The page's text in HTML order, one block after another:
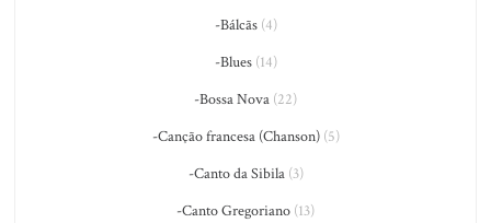
-Bálcãs(4)
-Blues(14)
-Bossa Nova (22)
-Canção francesa (Chanson)(5)
-Canto da Sibila(3)
-Canto Gregoriano (13)